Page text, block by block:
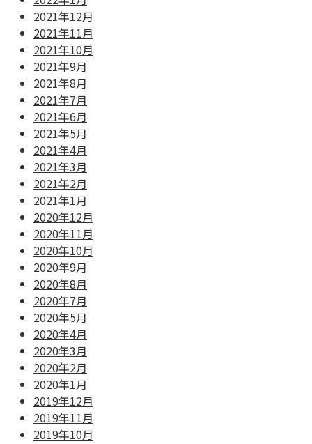
2021年12月
2021年11月
2021年10月
2021年9月
2021年8月
2021年7月
2021年6月
2021年5月
2021年4月
2021年3月
2021年2月
2021年1月
2020年12月
2020年11月
2020年10月
2020年9月
2020年8月
2020年7月
2020年5月
2020年4月
2020年3月
2020年2月
2020年1月
2019年12月
2019年11月
2019年10月